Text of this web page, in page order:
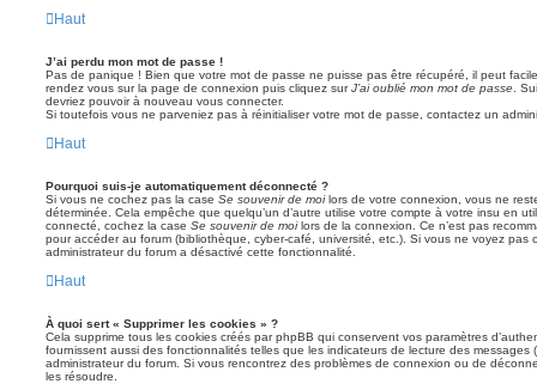
Haut
J’ai perdu mon mot de passe !
Pas de panique ! Bien que votre mot de passe ne puisse pas être récupéré, il peut
rendez vous sur la page de connexion puis cliquez surJ’ai oublié mon mot de passe .
devriez pouvoir à nouveau vous connecter.
Si toutefois vous ne parveniez pas à réinitialiser votre mot de passe, contactez un
Haut
Pourquoi suis-je automatiquement déconnecté ?
Si vous ne cochez pas la case Se souvenir de moilors de votre connexion, vous ne
déterminée. Cela empêche que quelqu’un d’autre utilise votre compte à votre insu en
connecté, cochez la case Se souvenir de moilors de la connexion. Ce n’est pas
pour accéder au forum (bibliothèque, cyber-café, université, etc.). Si vous ne voyez pas
administrateur du forum a désactivé cette fonctionnalité.
Haut
À quoi sert « Supprimer les cookies » ?
Cela supprime tous les cookies créés par phpBB qui conservent vos paramètres
fournissent aussi des fonctionnalités telles que les indicateurs de lecture des
administrateur du forum. Si vous rencontrez des problèmes de connexion ou de
les résoudre.